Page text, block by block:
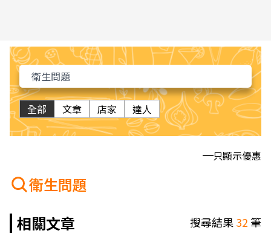
全部 文章 店家 達人
只顯示優惠
衛生問題
相關文章
搜尋結果32筆